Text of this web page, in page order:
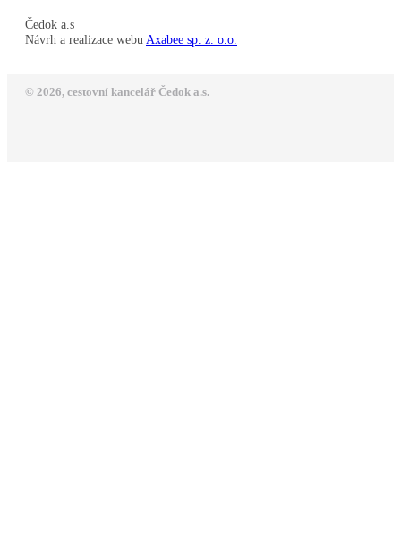
Čedok a.s
Návrh a realizace webu Axabee sp. z. o.o.
© 2026, cestovní kancelář Čedok a.s.